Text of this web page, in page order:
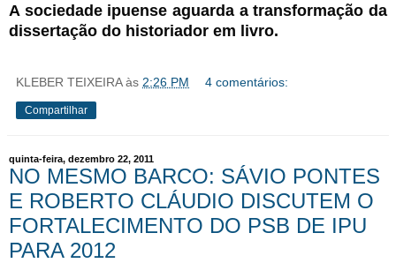
A sociedade ipuense aguarda a transformação da
dissertação do historiador em livro.
KLEBER TEIXEIRA às 2:26 PM 4 comentários:
Compartilhar
quinta-feira, dezembro 22, 2011
NO MESMO BARCO: SÁVIO PONTES
E ROBERTO CLÁUDIO DISCUTEM O
FORTALECIMENTO DO PSB DE IPU
PARA 2012